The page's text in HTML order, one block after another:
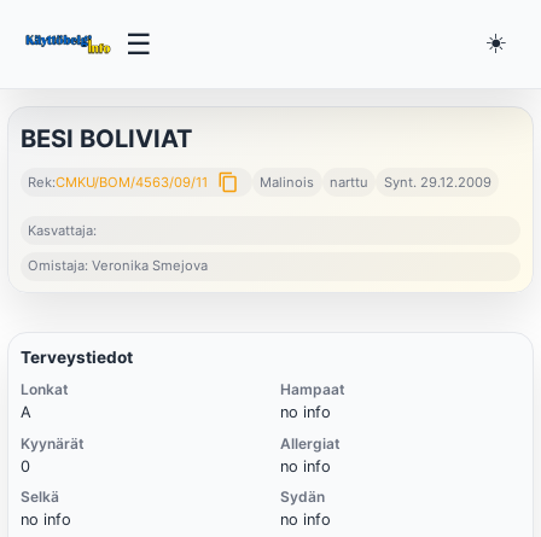
☰ ☀️
BESI BOLIVIAT
Rek:CMKU/BOM/4563/09/11 content_copy Malinois narttu Synt. 29.12.2009
Kasvattaja:
Omistaja: Veronika Smejova
Terveystiedot
Lonkat
A
Kyynärät
0
Selkä
no info
Hampaat
no info
Allergiat
no info
Sydän
no info